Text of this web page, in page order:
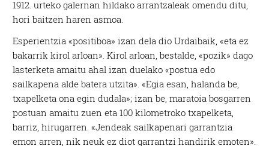
1912. urteko galernan hildako arrantzaleak omendu ditu,
hori baitzen haren asmoa.
Esperientzia «positiboa» izan dela dio Urdaibaik, «eta ez
bakarrik kirol arloan». Kirol arloan, bestalde, «pozik» dago
lasterketa amaitu ahal izan duelako «postua edo
sailkapena alde batera utzita». «Egia esan, halanda be,
txapelketa ona egin dudala»; izan be, maratoia bosgarren
postuan amaitu zuen eta 100 kilometroko txapelketa,
barriz, hirugarren. «Jendeak sailkapenari garrantzia
emon arren, nik neuk ez diot garrantzi handirik emoten».